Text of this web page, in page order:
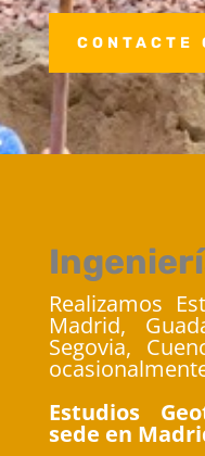
CONTACTE
Realizamos
Madrid,
Segovia,
Estudios
sede en